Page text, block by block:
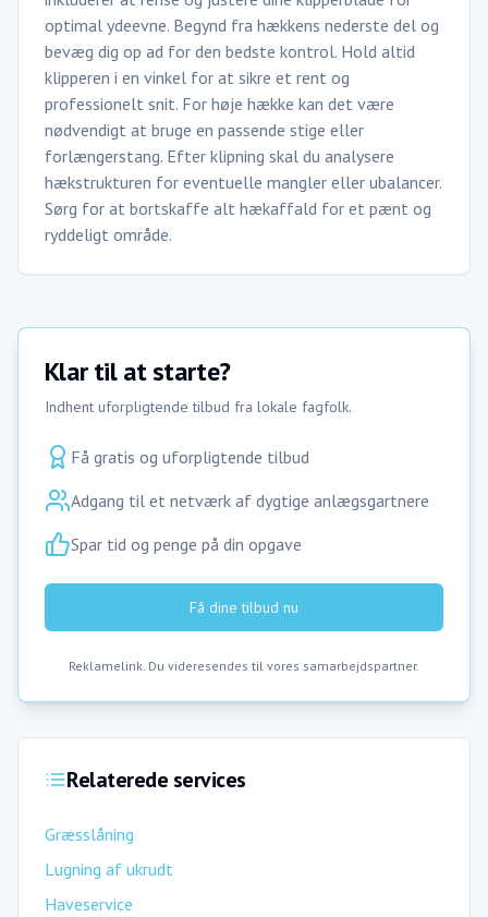
optimal ydeevne. Begynd fra hækkens nederste del og
bevæg dig op ad for den bedste kontrol. Hold altid
klipperen i en vinkel for at sikre et rent og
professionelt snit. For høje hække kan det være
nødvendigt at bruge en passende stige eller
forlængerstang. Efter klipning skal du analysere
hækstrukturen for eventuelle mangler eller ubalancer.
Sørg for at bortskaffe alt hækaffald for et pænt og
ryddeligt område.
Klar til at starte?
Indhent uforpligtende tilbud fra lokale fagfolk.
Få gratis og uforpligtende tilbud
Adgang til et netværk af dygtige anlægsgartnere
Spar tid og penge på din opgave
Få dine tilbud nu
Reklamelink. Du videresendes til vores samarbejdspartner.
Relaterede services
Græsslåning
Lugning af ukrudt
Haveservice